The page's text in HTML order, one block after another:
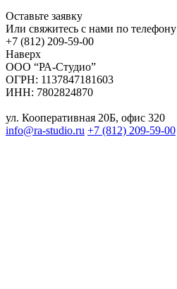
Оставьте заявку
Или свяжитесь с нами по телефону
+7 (812) 209-59-00
Наверх
ООО “РА-Студио”
ОГРН: 1137847181603
ИНН: 7802824870
ул. Кооперативная 20Б, офис 320
info@ra-studio.ru +7 (812) 209-59-00